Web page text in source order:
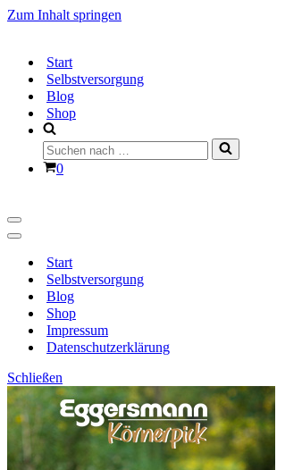
Zum Inhalt springen
Start
Selbstversorgung
Blog
Shop
Suchen
nach …
Warenkorb
0
Navigationsmenü
Navigationsmenü
Start
Selbstversorgung
Blog
Shop
Impressum
Datenschutzerklärung
Schließen